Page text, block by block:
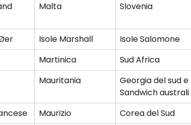
Malta Slovenia
Isole Marshall
Isole Salomone
Martinica
Sud Africa
Mauritania
Georgia del sud e
Sandwich australi
Maurizio
Corea del Sud